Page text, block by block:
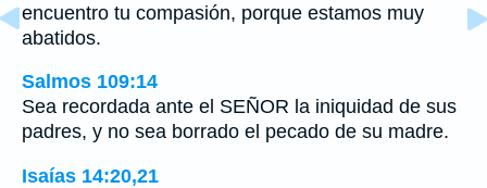
encuentro tu compasión, porque estamos muy
abatidos.
Salmos 109:14
Sea recordada ante el SEÑOR la iniquidad de sus
padres, y no sea borrado el pecado de su madre.
Isaías 14:20,21